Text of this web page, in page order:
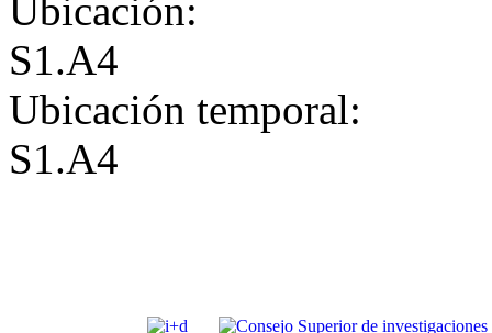
Ubicación:
S1.A4
Ubicación temporal:
S1.A4